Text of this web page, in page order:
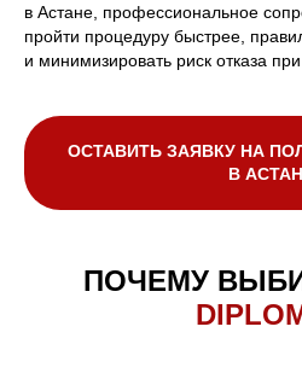
в Астане, профессиональное
пройти процедуру быстрее,
и минимизировать риск отказа
ОСТАВИТЬ ЗАЯВКУ НА
В
ПОЧЕМУ